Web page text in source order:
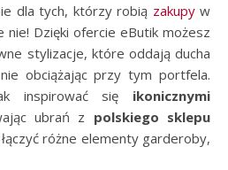
dla tych, którzy robią zakupyw
nie! Dzięki ofercie eButik możesz
stylizacje, które oddają ducha
obciążając przy tym portfela.
inspirować się ikonicznymi
ubrań z polskiego sklepu
różne elementy garderoby,